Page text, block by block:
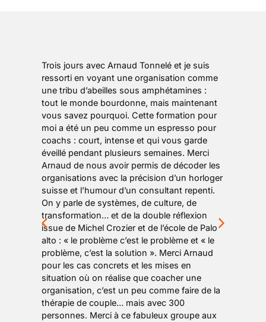
Trois jours avec Arnaud Tonnelé et je suis
ressorti en voyant une organisation comme
une tribu d’abeilles sous amphétamines :
tout le monde bourdonne, mais maintenant
vous savez pourquoi. Cette formation pour
moi a été un peu comme un espresso pour
coachs : court, intense et qui vous garde
éveillé pendant plusieurs semaines. Merci
Arnaud de nous avoir permis de décoder les
organisations avec la précision d’un horloger
suisse et l’humour d’un consultant repenti.
On y parle de systèmes, de culture, de
transformation… et de la double réflexion
issue de Michel Crozier et de l’école de Palo
alto : « le problème c’est le problème et « le
problème, c’est la solution ». Merci Arnaud
pour les cas concrets et les mises en
situation où on réalise que coacher une
organisation, c’est un peu comme faire de la
thérapie de couple… mais avec 300
personnes. Merci à ce fabuleux groupe aux